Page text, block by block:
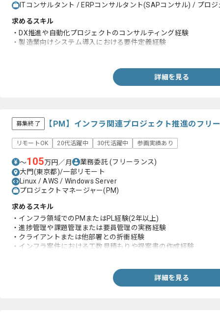
ITコンサルタント / ERPコンサルタント(SAPコンサル) / プロ
求めるスキル
・DX推進や自動化プロジェクトのコンサルティング経験
・製造業向けシステム導入における要件定義経験
詳細を見る
募集終了 【PM】インフラ関連プロジェクト推進のフリ
リモートOK 20代活躍中 30代活躍中 参画実績あり
〜105万円／月 業務委託(フリーランス)
大門(東京都)/一部リモート
Linux / AWS / Windows Server
プロジェクトマネージャー(PM)
求めるスキル
・インフラ領域でのPMまたはPL経験(2年以上)
・進捗管理や課題管理または要員管理の実務経験
・クライアントまたは他部署との折衝経験
・インフラ案件における工数見積もりや提案書の作成経験
詳細を見る